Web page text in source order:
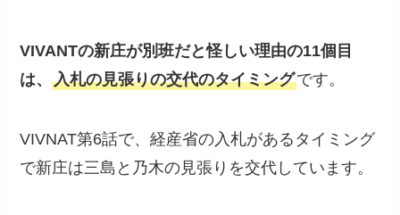
VIVANTの新庄が別班だと怪しい理由の11個目
は、入札の見張りの交代のタイミングです。
VIVNAT第6話で、経産省の入札があるタイミング
で新庄は三島と乃木の見張りを交代しています。